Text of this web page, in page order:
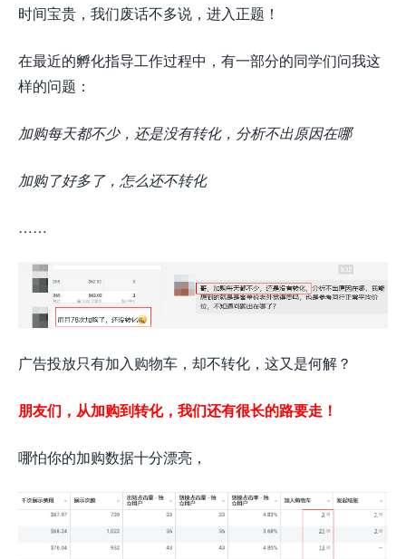
时间宝贵，我们废话不多说，进入正题！
在最近的孵化指导工作过程中，有一部分的同学们问我这
样的问题：
加购每天都不少，还是没有转化，分析不出原因在哪
加购了好多了，怎么还不转化
……
广告投放只有加入购物车，却不转化，这又是何解？
朋友们，从加购到转化，我们还有很长的路要走！
哪怕你的加购数据十分漂亮，